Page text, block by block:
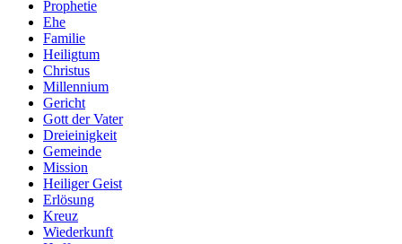
Prophetie
Ehe
Familie
Heiligtum
Christus
Millennium
Gericht
Gott der Vater
Dreieinigkeit
Gemeinde
Mission
Heiliger Geist
Erlösung
Kreuz
Wiederkunft